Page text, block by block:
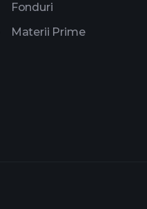
Fonduri
Materii Prime